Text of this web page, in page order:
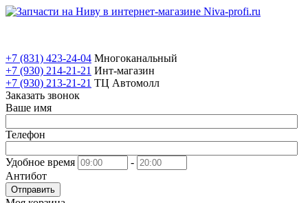
+7 (831) 423-24-04 Многоканальный
+7 (930) 214-21-21 Инт-магазин
+7 (930) 213-21-21 ТЦ Автомолл
Заказать звонок
Ваше имя
Телефон
Удобное время
-
Антибот
Отправить